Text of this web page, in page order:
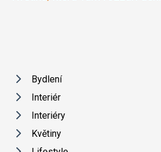
Bydlení
Interiér
Interiéry
Květiny